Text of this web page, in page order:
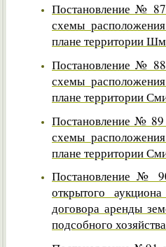
Постановление №
схемы
плане территории
Постановление №
схемы
плане территории
Постановление №
схемы
плане территории
Постановление №
открытого
договора аренды
подсобного